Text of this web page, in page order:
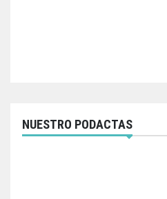
NUESTRO PODACTAS